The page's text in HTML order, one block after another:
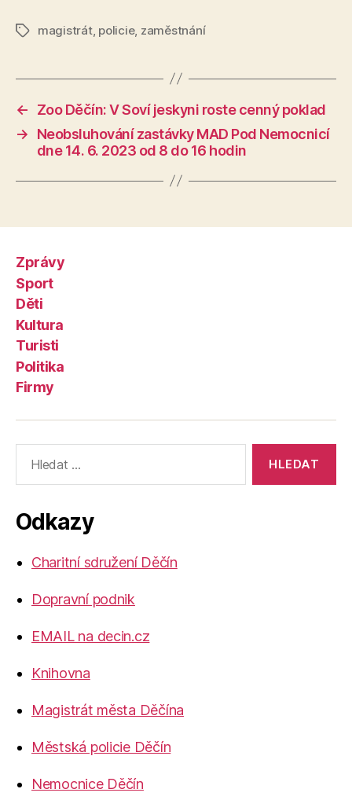
Štítkymagistrát, policie, zaměstnání
←
Zoo Děčín: V Soví jeskyni roste cenný poklad
→
Neobsluhování zastávky MAD Pod Nemocnicí
dne 14. 6. 2023 od 8 do 16 hodin
Zprávy
Sport
Děti
Kultura
Turisti
Politika
Firmy
vyhledávání:
Odkazy
Charitní sdružení Děčín
Dopravní podnik
EMAIL na decin.cz
Knihovna
Magistrát města Děčína
Městská policie Děčín
Nemocnice Děčín